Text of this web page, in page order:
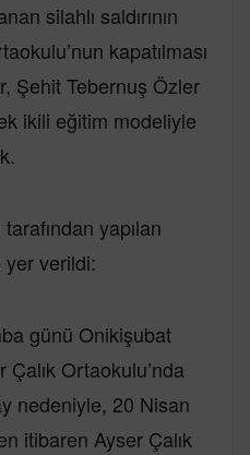
silahlı saldırının
kapatılması
Şehit Tebernuş Özler
ikili eğitim modeliyle
yapılan
yer verildi:
günü Onikişubat
Ortaokulu’nda
nedeniyle, 20 Nisan
itibaren Ayser Çalık